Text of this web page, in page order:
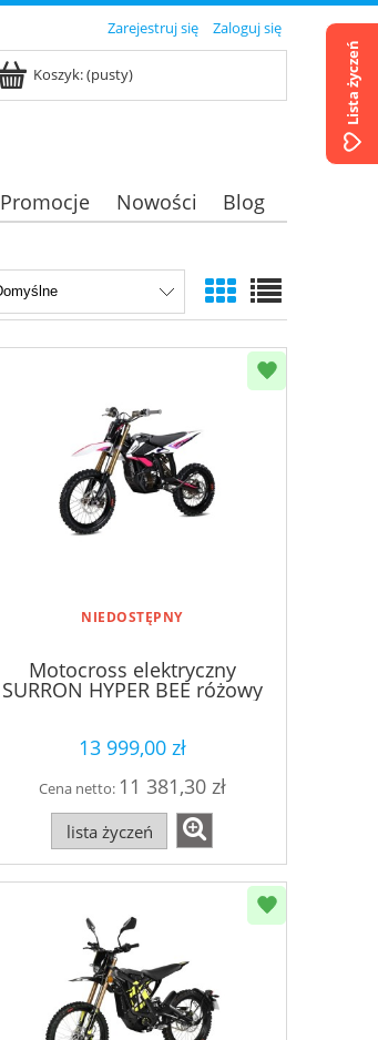
Zarejestruj się Zaloguj się
Koszyk:(pusty)
Promocje Nowości Blog
NIEDOSTĘPNY
Motocross elektryczny
SURRON HYPER BEE różowy
13 999,00 zł
Cena netto: 11 381,30 zł
lista życzeń
Lista życzeń